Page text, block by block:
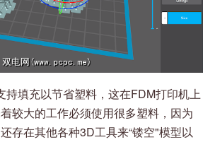
持填充以节省塑料，这在FDM打印机上
较大的工作必须使用很多塑料，因为
存在其他各种3D工具来“镂空"模型以